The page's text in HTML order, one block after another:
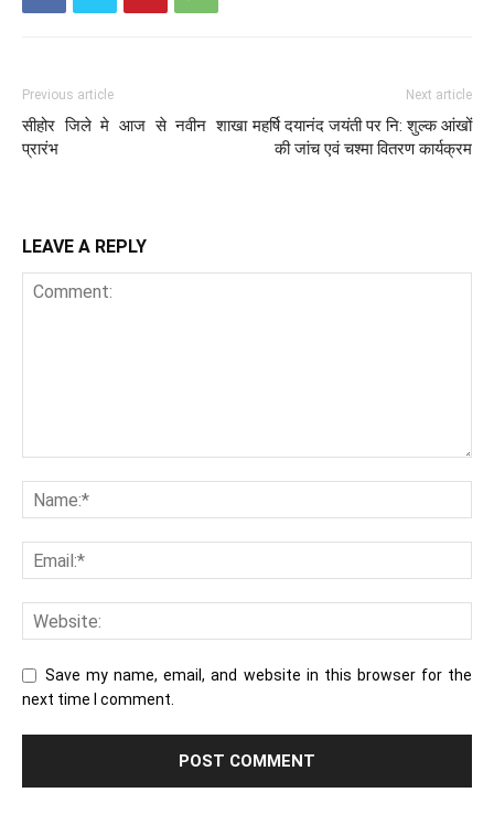
Previous article
सीहोर जिले मे आज से नवीन शाखा
प्रारंभ
Next article
महर्षि दयानंद जयंती पर नि: शुल्क आंखों
की जांच एवं चश्मा वितरण कार्यक्रम
LEAVE A REPLY
Save my name, email, and website in this browser for the
next time I comment.